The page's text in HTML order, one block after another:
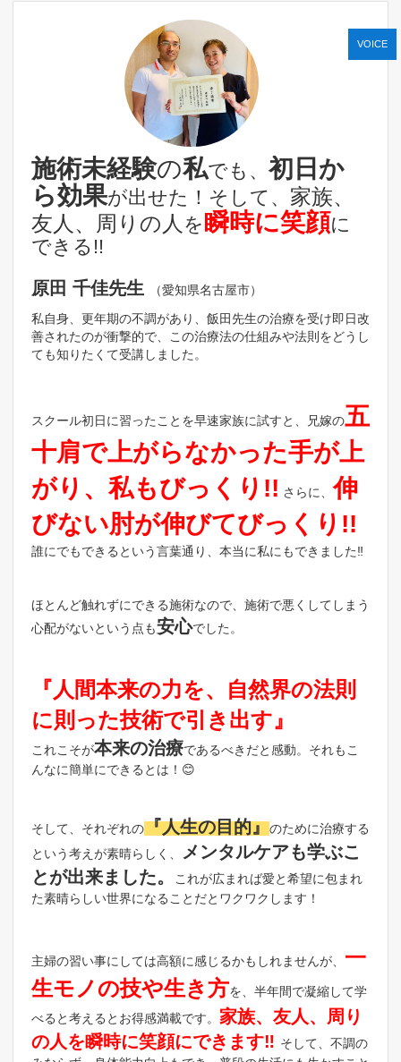
施術未経験の私でも、初日か
ら効果が出せた！そして、 家族、
友人、周りの人 を瞬時に笑顔に
できる!!
原田 千佳先生
（愛知県名古屋市）
私自身、更年期の不調があり、飯田先生の治療を受け即日改
善されたのが衝撃的で、この治療法の仕組みや法則をどうし
ても知りたくて受講しました。
スクール初日に習ったことを早速家族に試すと、兄嫁の五
十肩で上がらなかった手が上
がり、私もびっくり!! さらに、伸
びない肘が伸びてびっくり!!
誰にでもできるという言葉通り、本当に私にもできました‼️
ほとんど触れずにできる施術なので、施術で悪くしてしまう
心配がないという点も安心でした。
『人間本来の力を、自然界の法則
に則った技術で引き出す』
これこそが本来の治療であるべきだと感動。それもこ
んなに簡単にできるとは！😊
そして、それぞれの『人生の目的』のために治療する
という考えが素晴らしく、
メンタルケアも学ぶこ
とが出来ました。
これが広まれば愛と希望に包まれ
た素晴らしい世界になることだとワクワクします！
主婦の習い事にしては高額に感じるかもしれませんが、 一
生モノの技や生き方を、半年間で凝縮して学
べると考えるとお得感満載です。 家族、友人、周り
の人を瞬時に笑顔にできます‼️ そして、不調の
VOICE